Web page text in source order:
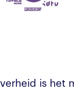
is het